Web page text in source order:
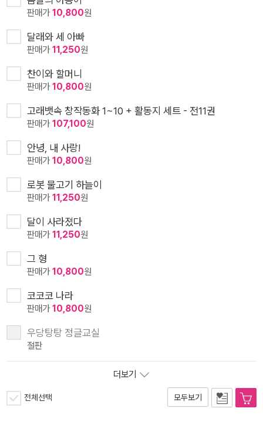
판매가10,800원
달래와 세 아빠
판매가11,250원
찬이와 할머니
판매가10,800원
고래뱃속 창작동화 1~10 + 활동지 세트 - 전11권
판매가107,100원
안녕, 내 사랑!
판매가10,800원
로봇 물고기 하늘이
판매가11,250원
달이 사라졌다
판매가11,250원
그 형
판매가10,800원
코코코 나라
판매가10,800원
우당탕탕 정글교실
절판
더보기
전체선택 모두보기